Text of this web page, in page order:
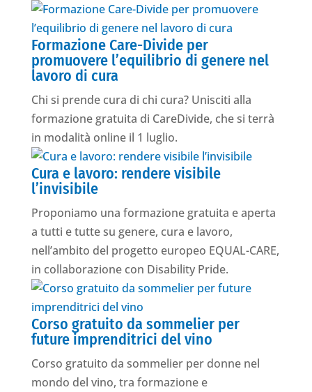
Formazione Care-Divide per
promuovere l’equilibrio di genere nel
lavoro di cura
Chi si prende cura di chi cura? Unisciti alla
formazione gratuita di CareDivide, che si terrà
in modalità online il 1 luglio.
Cura e lavoro: rendere visibile
l’invisibile
Proponiamo una formazione gratuita e aperta
a tutti e tutte su genere, cura e lavoro,
nell’ambito del progetto europeo EQUAL-CARE,
in collaborazione con Disability Pride.
Corso gratuito da sommelier per
future imprenditrici del vino
Corso gratuito da sommelier per donne nel
mondo del vino, tra formazione e